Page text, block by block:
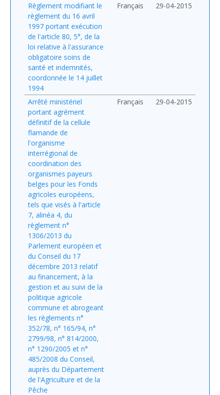
Règlement modifiant le
règlement du 16 avril
1997 portant exécution
de l'article 80, 5°, de la
loi relative à l'assurance
obligatoire soins de
santé et indemnités,
coordonnée le 14 juillet
1994
Français 29-04-2015
Arrêté ministériel
portant agrément
définitif de la cellule
flamande de
l'organisme
interrégional de
coordination des
organismes payeurs
belges pour les Fonds
agricoles européens,
tels que visés à l'article
7, alinéa 4, du
règlement n°
1306/2013 du
Parlement européen et
du Conseil du 17
décembre 2013 relatif
au financement, à la
gestion et au suivi de la
politique agricole
commune et abrogeant
les règlements n°
352/78, n° 165/94, n°
2799/98, n° 814/2000,
n° 1290/2005 et n°
485/2008 du Conseil,
auprès du Département
de l'Agriculture et de la
Pêche
Français 29-04-2015